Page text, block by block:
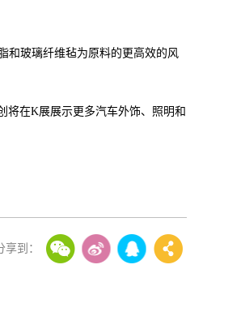
和玻璃纤维毡为原料的更高效的风
将在K展展示更多汽车外饰、照明和